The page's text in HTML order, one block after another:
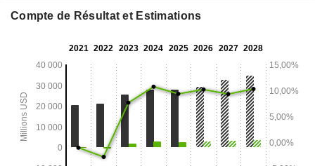
Compte de Résultat et Estimations